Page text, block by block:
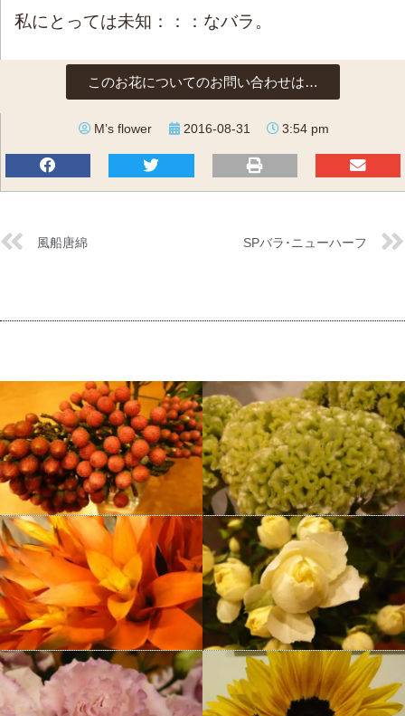
私にとっては未知：：：なバラ。
このお花についてのお問い合わせは…
M’s flower 2016-08-31 3:54 pm
風船唐綿 SPバラ･ニューハーフ